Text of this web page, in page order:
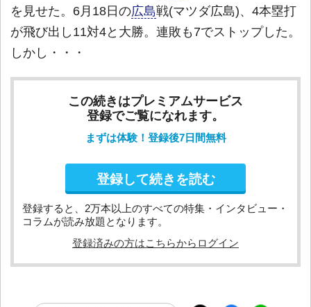
を見せた。6月18日の広島戦(マツダ広島)、4本塁打
が飛び出し11対4と大勝。連敗も7でストップした。
しかし・・・
この続きはプレミアムサービス
登録でご覧になれます。
まずは体験！登録後7日間無料
登録して続きを読む
登録すると、2万本以上のすべての特集・インタビュー・
コラムが読み放題となります。
登録済みの方はこちらからログイン